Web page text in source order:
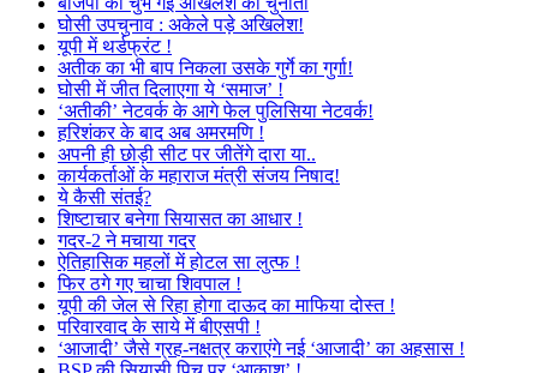
घोसी उपचुनाव : अकेले पड़े अखिलेश!
यूपी में थर्डफ्रंट !
अतीक का भी बाप निकला उसके गुर्गे का गुर्गा!
घोसी में जीत दिलाएगा ये ‘समाज’ !
‘अतीकी’ नेटवर्क के आगे फेल पुलिसिया नेटवर्क!
हरिशंकर के बाद अब अमरमणि !
अपनी ही छोड़ी सीट पर जीतेंगे दारा या..
कार्यकर्ताओं के महाराज मंत्री संजय निषाद!
ये कैसी संतई?
शिष्टाचार बनेगा सियासत का आधार !
गदर-2 ने मचाया गदर
ऐतिहासिक महलों में होटल सा लुत्फ !
फिर ठगे गए चाचा शिवपाल !
यूपी की जेल से रिहा होगा दाऊद का माफिया दोस्त !
परिवारवाद के साये में बीएसपी !
‘आजादी’ जैसे ग्रह-नक्षत्र कराएंगे नई ‘आजादी’ का अहसास !